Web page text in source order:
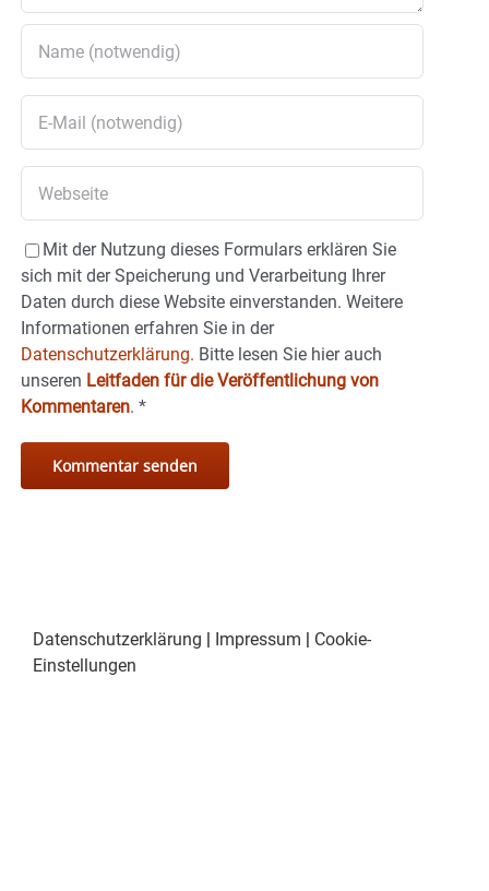
Mit der Nutzung dieses Formulars erklären Sie
sich mit der Speicherung und Verarbeitung Ihrer
Daten durch diese Website einverstanden. Weitere
Informationen erfahren Sie in der
Datenschutzerklärung. Bitte lesen Sie hier auch
unseren Leitfaden für die Veröffentlichung von
Kommentaren. *
Datenschutzerklärung | Impressum | Cookie-
Einstellungen